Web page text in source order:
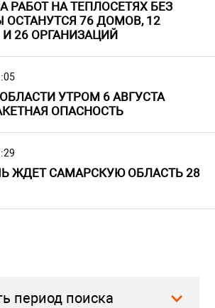
РАБОТ НА ТЕПЛОСЕТЯХ БЕЗ
ОСТАНУТСЯ 76 ДОМОВ, 12
26 ОРГАНИЗАЦИЙ
УТРОМ 6 АВГУСТА
ОПАСНОСТЬ
ЖДЕТ САМАРСКУЮ ОБЛАСТЬ 28
период поиска